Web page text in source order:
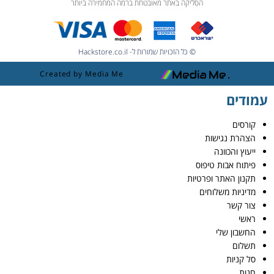
הסליקה באתר מאובטחת ברמה המחמירה ביותר
© כל הזכויות שמורות ל- Hackstore.co.il
Created by Media Me
עמודים
קורסים
הצהרת נגישות
ייעוץ והכוונה
פיתוח אבות טיפוס
תקנון האתר ופרטיות
מדיניות משלוחים
צור קשר
ראשי
החשבון שלי
תשלום
סל קניות